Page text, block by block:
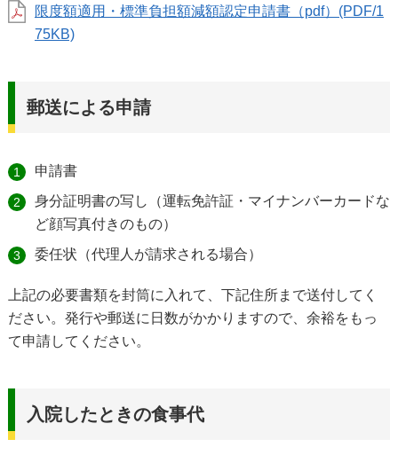
限度額適用・標準負担額減額認定申請書（pdf）(PDF/1
75KB)
郵送による申請
申請書
身分証明書の写し（運転免許証・マイナンバーカードな
ど顔写真付きのもの）
委任状（代理人が請求される場合）
上記の必要書類を封筒に入れて、下記住所まで送付してく
ださい。発行や郵送に日数がかかりますので、余裕をもっ
て申請してください。
入院したときの食事代